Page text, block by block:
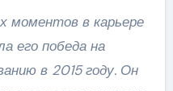
моментов в карьере
его победа на
в 2015 году. Он